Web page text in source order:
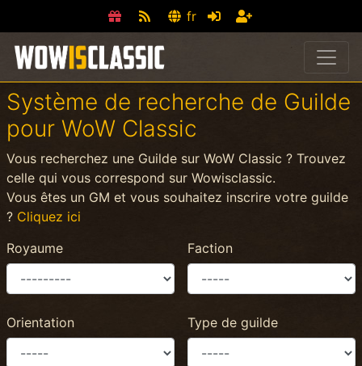
fr
Système de recherche de Guilde
pour WoW Classic
Vous recherchez une Guilde sur WoW Classic ? Trouvez
celle qui vous correspond sur Wowisclassic.
Vous êtes un GM et vous souhaitez inscrire votre guilde
? Cliquez ici
Royaume
Faction
Orientation Type de guilde